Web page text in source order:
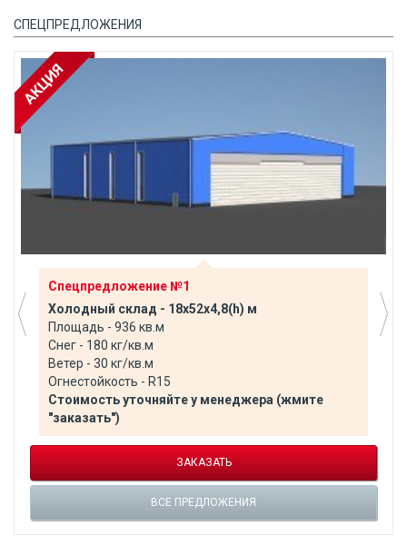
СПЕЦПРЕДЛОЖЕНИЯ
Спецпредложение №1
Холодный склад - 18х52х4,8(h) м
Площадь - 936 кв.м
Снег - 180 кг/кв.м
Ветер - 30 кг/кв.м
Огнестойкость - R15
Стоимость уточняйте у менеджера (жмите
"заказать")
ЗАКАЗАТЬ
ВСЕ ПРЕДЛОЖЕНИЯ